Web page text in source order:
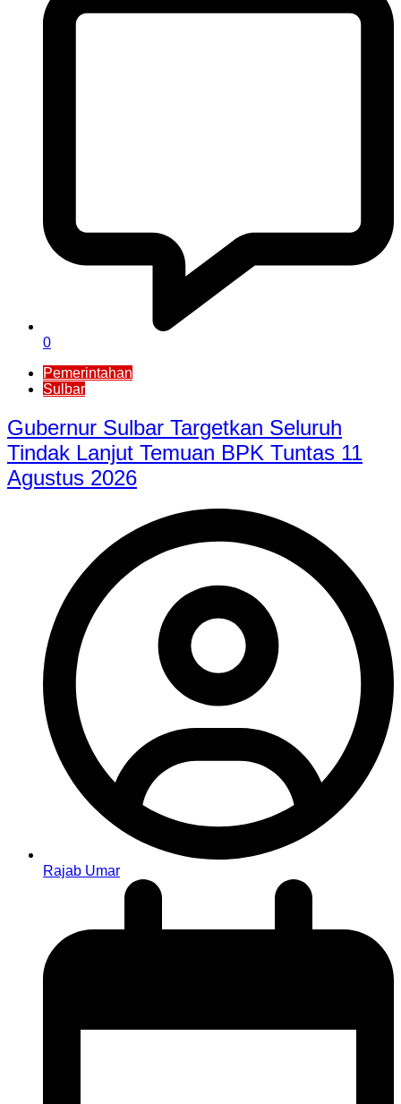
0
Pemerintahan
Sulbar
Gubernur Sulbar Targetkan Seluruh
Tindak Lanjut Temuan BPK Tuntas 11
Agustus 2026
Rajab Umar